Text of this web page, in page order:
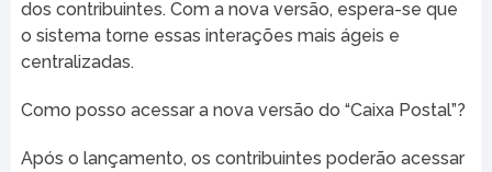
dos contribuintes. Com a nova versão, espera-se que
o sistema torne essas interações mais ágeis e
centralizadas.
Como posso acessar a nova versão do “Caixa Postal”?
Após o lançamento, os contribuintes poderão acessar